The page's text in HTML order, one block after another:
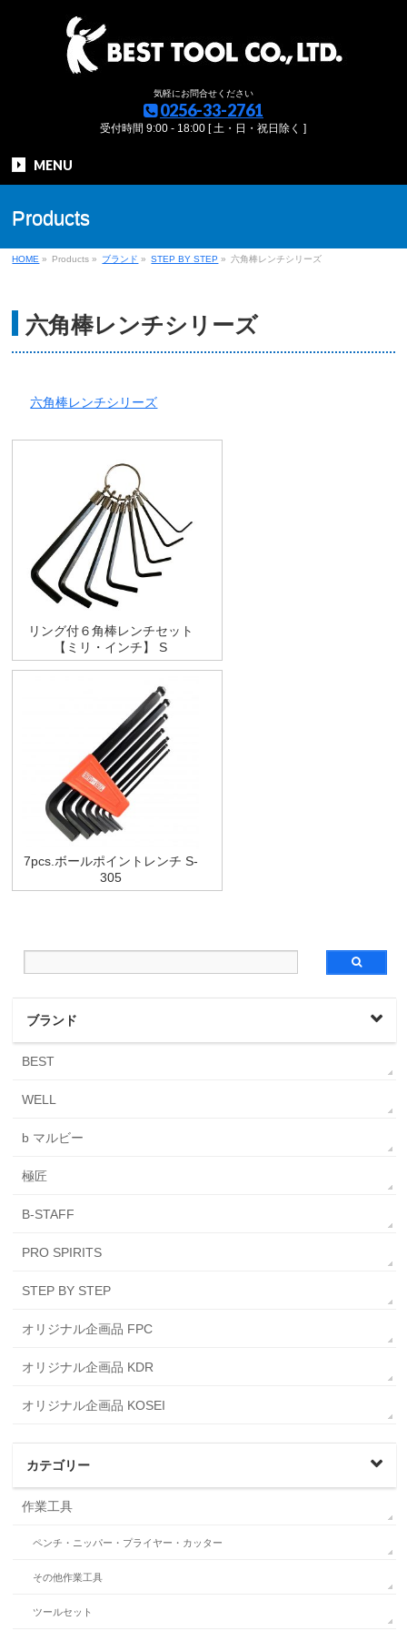
気軽にお問合せください
0256-33-2761
受付時間 9:00 - 18:00 [ 土・日・祝日除く ]
MENU
Products
HOME » Products » ブランド » STEP BY STEP » 六角棒レンチシリーズ
六角棒レンチシリーズ
六角棒レンチシリーズ
リング付６角棒レンチセット
【ミリ・インチ】 S
7pcs.ボールポイントレンチ S-
305
ブランド
BEST
WELL
b マルビー
極匠
B-STAFF
PRO SPIRITS
STEP BY STEP
オリジナル企画品 FPC
オリジナル企画品 KDR
オリジナル企画品 KOSEI
カテゴリー
作業工具
ペンチ・ニッパー・プライヤー・カッター
その他作業工具
ツールセット